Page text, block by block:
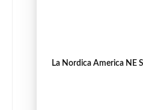
La Nordica America NE